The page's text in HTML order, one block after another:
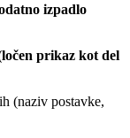
izpadlo
prikaz kot del
(naziv postavke,